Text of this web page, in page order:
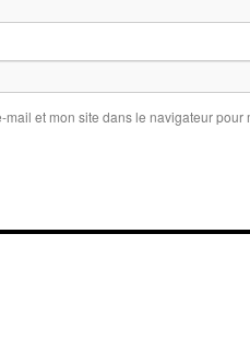
mail et mon site dans le navigateur